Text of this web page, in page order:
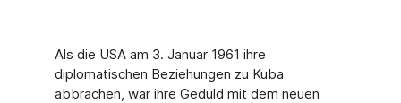
Als die USA am 3. Januar 1961 ihre
diplomatischen Beziehungen zu Kuba
abbrachen, war ihre Geduld mit dem neuen